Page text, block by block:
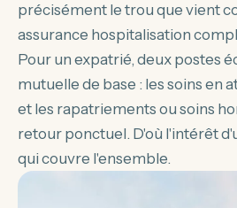
précisément le trou que vient
assurance hospitalisation
Pour un expatrié, deux postes
mutuelle de base : les soins en
et les rapatriements ou soins
retour ponctuel. D'où l'intérêt
qui couvre l'ensemble.